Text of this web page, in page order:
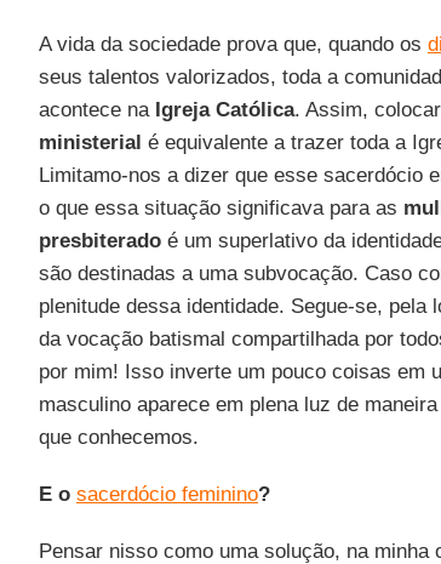
A vida da sociedade prova que, quando os
seus talentos valorizados, toda a
acontece na Igreja Católica. Assim,
ministerial é equivalente a trazer toda a
Limitamo-nos a dizer que esse sacerdócio
o que essa situação significava para as
presbiteradoé um superlativo da
são destinadas a uma subvocação. Caso
plenitude dessa identidade. Segue-se,
da vocação batismal compartilhada por
por mim! Isso inverte um pouco coisas em
masculino aparece em plena luz de
que conhecemos.
E o sacerdócio feminino?
Pensar nisso como uma solução, na